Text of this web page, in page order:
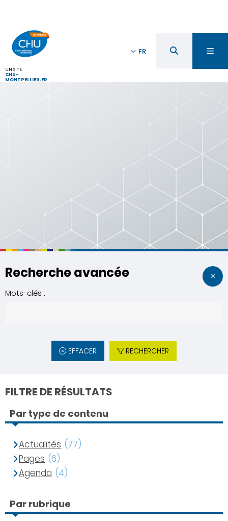
UN SITE
CHU-
MONTPELLIER.FR
FR
Recherche avancée
Mots-clés :
EFFACER RECHERCHER
FILTRE DE RÉSULTATS
Par type de contenu
Actualités (77)
Pages (6)
Agenda (4)
Par rubrique